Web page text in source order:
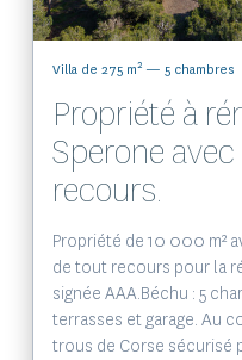
Villa de 275 m2— 5 chambres
Propriété à
Sperone
recours.
Propriété de 10 000 m²
de tout recours pour la
signée AAA.Béchu : 5
terrasses et garage. Au
trous de Corse sécurisé